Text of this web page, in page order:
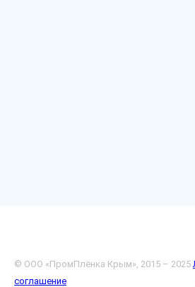
© ООО «ПромПлёнка Крым», 2015 – 2025
соглашение